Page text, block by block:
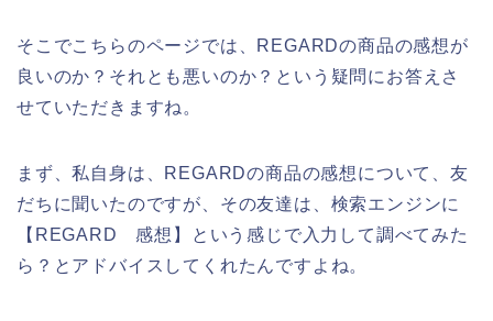
そこでこちらのページでは、REGARDの商品の感想が
良いのか？それとも悪いのか？という疑問にお答えさ
せていただきますね。
まず、私自身は、REGARDの商品の感想について、友
だちに聞いたのですが、その友達は、検索エンジンに
【REGARD 感想】という感じで入力して調べてみた
ら？とアドバイスしてくれたんですよね。